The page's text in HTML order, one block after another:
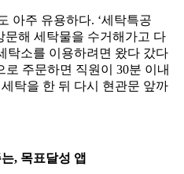
아주 유용하다. ‘세탁특공
문해 세탁물을 수거해가고 다
탁소를 이용하려면 왔다 갔다
로 주문하면 직원이 30분 이내
탁을 한 뒤 다시 현관문 앞까
, 목표달성 앱